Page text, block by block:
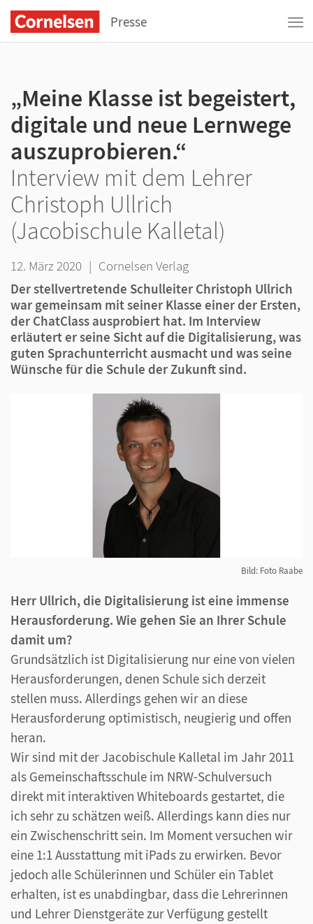
Presse
„Meine Klasse ist begeistert,
digitale und neue Lernwege
auszuprobieren.“
Interview mit dem Lehrer
Christoph Ullrich
(Jacobischule Kalletal)
12. März 2020 | Cornelsen Verlag
Der stellvertretende Schulleiter Christoph Ullrich
war gemeinsam mit seiner Klasse einer der Ersten,
der ChatClass ausprobiert hat. Im Interview
erläutert er seine Sicht auf die Digitalisierung, was
guten Sprachunterricht ausmacht und was seine
Wünsche für die Schule der Zukunft sind.
Bild: Foto Raabe
Herr Ullrich, die Digitalisierung ist eine immense
Herausforderung. Wie gehen Sie an Ihrer Schule
damit um?
Grundsätzlich ist Digitalisierung nur eine von vielen
Herausforderungen, denen Schule sich derzeit
stellen muss. Allerdings gehen wir an diese
Herausforderung optimistisch, neugierig und offen
heran.
Wir sind mit der Jacobischule Kalletal im Jahr 2011
als Gemeinschaftsschule im NRW-Schulversuch
direkt mit interaktiven Whiteboards gestartet, die
ich sehr zu schätzen weiß. Allerdings kann dies nur
ein Zwischenschritt sein. Im Moment versuchen wir
eine 1:1 Ausstattung mit iPads zu erwirken. Bevor
jedoch alle Schülerinnen und Schüler ein Tablet
erhalten, ist es unabdingbar, dass die Lehrerinnen
und Lehrer Dienstgeräte zur Verfügung gestellt